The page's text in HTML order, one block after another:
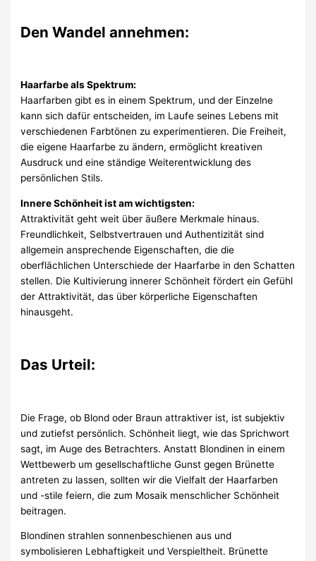
Den Wandel annehmen:
Haarfarbe als Spektrum:
Haarfarben gibt es in einem Spektrum, und der Einzelne
kann sich dafür entscheiden, im Laufe seines Lebens mit
verschiedenen Farbtönen zu experimentieren. Die Freiheit,
die eigene Haarfarbe zu ändern, ermöglicht kreativen
Ausdruck und eine ständige Weiterentwicklung des
persönlichen Stils.
Innere Schönheit ist am wichtigsten:
Attraktivität geht weit über äußere Merkmale hinaus.
Freundlichkeit, Selbstvertrauen und Authentizität sind
allgemein ansprechende Eigenschaften, die die
oberflächlichen Unterschiede der Haarfarbe in den Schatten
stellen. Die Kultivierung innerer Schönheit fördert ein Gefühl
der Attraktivität, das über körperliche Eigenschaften
hinausgeht.
Das Urteil:
Die Frage, ob Blond oder Braun attraktiver ist, ist subjektiv
und zutiefst persönlich. Schönheit liegt, wie das Sprichwort
sagt, im Auge des Betrachters. Anstatt Blondinen in einem
Wettbewerb um gesellschaftliche Gunst gegen Brünette
antreten zu lassen, sollten wir die Vielfalt der Haarfarben
und -stile feiern, die zum Mosaik menschlicher Schönheit
beitragen.
Blondinen strahlen sonnenbeschienen aus und
symbolisieren Lebhaftigkeit und Verspieltheit. Brünette